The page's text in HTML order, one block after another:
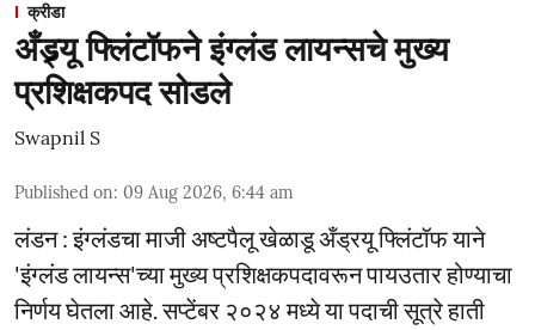
क्रीडा
अँड्र्यू फ्लिंटॉफने इंग्लंड लायन्सचे मुख्य
प्रशिक्षकपद सोडले
Swapnil S
Published on: 09 Aug 2026, 6:44 am
लंडन : इंग्लंडचा माजी अष्टपैलू खेळाडू अँड्रयू फ्लिंटॉफ याने
'इंग्लंड लायन्स'च्या मुख्य प्रशिक्षकपदावरून पायउतार होण्याचा
निर्णय घेतला आहे. सप्टेंबर २०२४ मध्ये या पदाची सूत्रे हाती